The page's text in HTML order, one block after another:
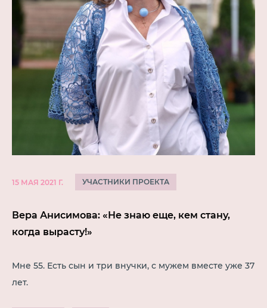
15 МАЯ 2021 Г. УЧАСТНИКИ ПРОЕКТА
Вера Анисимова: «Не знаю еще, кем стану,
когда вырасту!»
Мне 55. Есть сын и три внучки, с мужем вместе уже 37
лет.